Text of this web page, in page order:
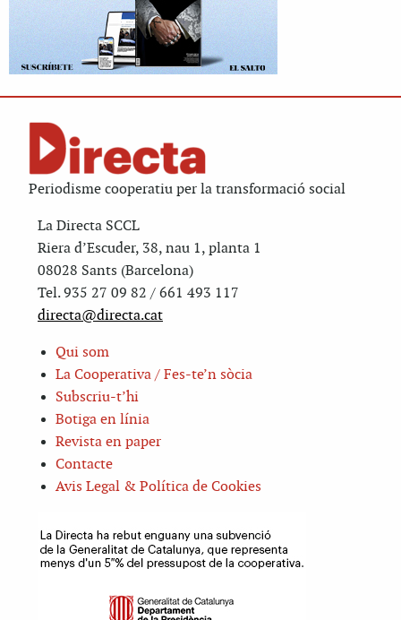
Periodisme cooperatiu per la transformació social
La Directa SCCL
Riera d’Escuder, 38, nau 1, planta 1
08028 Sants (Barcelona)
Tel. 935 27 09 82 / 661 493 117
directa@directa.cat
Qui som
La Cooperativa / Fes-te’n sòcia
Subscriu-t’hi
Botiga en línia
Revista en paper
Contacte
Avis Legal & Política de Cookies